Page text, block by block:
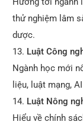
thử nghiệm lâm
dược.
Luật Công
Ngành học mới
liệu, luật mạng,
Luật Nông
Hiểu về chính